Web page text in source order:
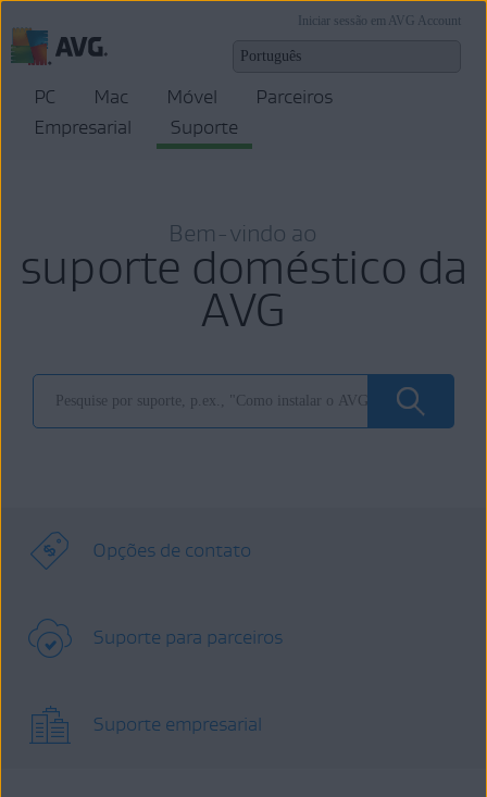
Iniciar sessão em AVG Account
PC Mac Móvel
Parceiros
Empresarial
Suporte
Bem-vindo ao
suporte doméstico da
AVG
Opções de contato
Suporte para parceiros
Suporte empresarial